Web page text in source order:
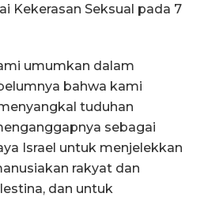
Kekerasan Seksual pada 7
umumkan dalam
bahwa kami
tuduhan
sebagai
Israel untuk menjelekkan
rakyat dan
dan untuk